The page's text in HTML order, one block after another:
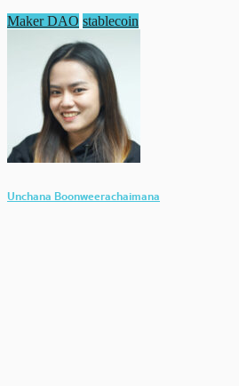
Maker DAO stablecoin
Unchana Boonweerachaimana